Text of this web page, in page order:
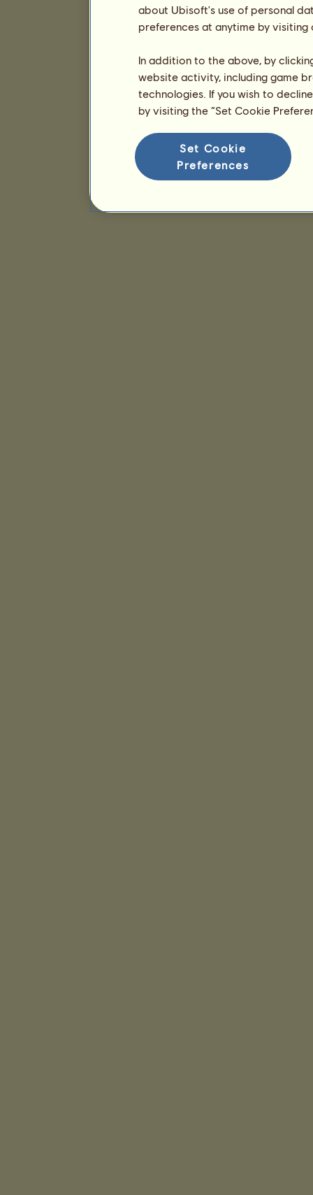
about Ubisoft's use of personal
preferences at anytime by
In addition to the above, by
website activity, including game
technologies. If you wish to
by visiting the “Set Cookie
Set Cookie
Preferences